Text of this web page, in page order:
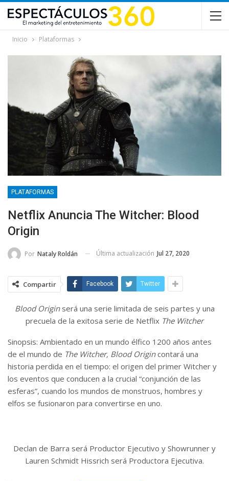
Inicio Plataformas
PLATAFORMAS
Netflix Anuncia The Witcher: Blood
Origin
Por Nataly Roldán Última actualización Jul 27, 2020
Compartir Facebook Twitter
Blood Originserá una serie limitada de seis partes y una
precuela de la exitosa serie de Netflix The Witcher
Sinopsis: Ambientado en un mundo élfico 1200 años antes
de el mundo de The Witcher, Blood Origincontará una
historia perdida en el tiempo: el origen del primer Witcher y
los eventos que conducen a la crucial “conjunción de las
esferas”, cuando los mundos de monstruos, hombres y
elfos se fusionaron para convertirse en uno.
Declan de Barra será Productor Ejecutivo y Showrunner y
Lauren Schmidt Hissrich será Productora Ejecutiva.